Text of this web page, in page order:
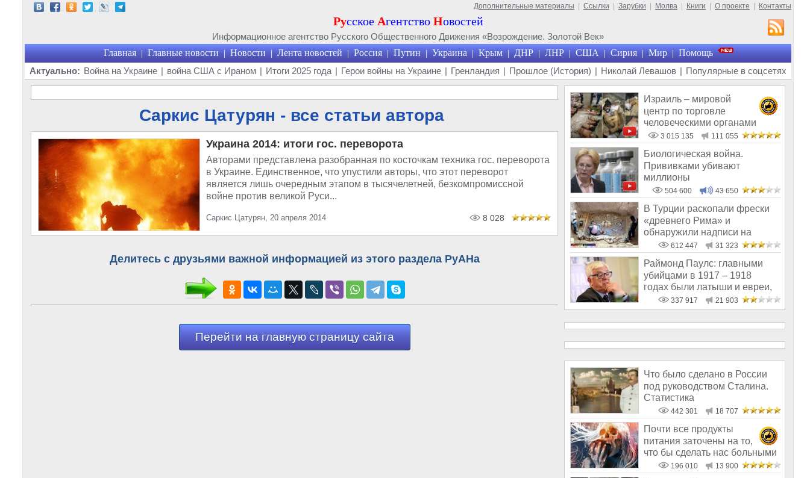
Дополнительные материалы Ссылки Зарубки Молва Книги О проекте Контакты
Русское Агентство Новостей
Информационное агентство Русского Общественного Движения «Возрождение. Золотой Век»
Главная | Главные новости | Новости | Лента новостей | Россия | Путин | Украина | Крым | ДНР | ЛНР | США | Сирия | Мир | Помощь
Актуально: Война на Украине | война США с Ираном | Итоги 2025 года | Герои войны на Украине | Гренландия | Прошлое (История) | Николай Левашов | Популярные в соцсетях
Саркис Цатурян - все статьи автора
Украина 2014: итоги гос. переворота
Авторами представлена разобранная по косточкам техника гос. переворота
в Украине. Единственное, что упустили авторы, что этот переворот
является лишь очередным этапом в тысячелетней, безкомпромиссной
войне против великой Руси...
Саркис Цатурян, 20 апреля 2014 8 028
Делитесь с друзьями важной информацией из этого раздела РуАНа
Перейти на главную страницу сайта
Израиль – мировой
центр по торговле
человеческими органами
3 015 135 111 055
Биологическая война.
Прививками убивают
миллионы
504 600 43 650
В Турции раскопали фрески
«древнего Рима» и
обнаружили надписи на
Русском!612 447 31 323
Раймонд Паулс: главными
убийцами в 1917 – 1918
годах были латыши и евреи,
а не русс337 917 21 903
Что было сделано в России
под руководством Сталина.
Статистика
442 301 18 707
Почти все продукты
питания заточены на то,
что бы сделать нас больными
и бесплодным
196 010 13 900